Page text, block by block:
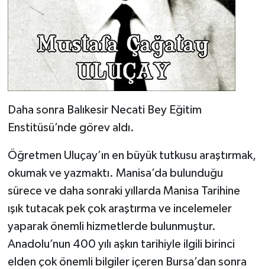
Daha sonra Balıkesir Necati Bey Eğitim
Enstitüsü’nde görev aldı.
Öğretmen Uluçay’ın en büyük tutkusu araştırmak,
okumak ve yazmaktı. Manisa’da bulunduğu
sürece ve daha sonraki yıllarda Manisa Tarihine
ışık tutacak pek çok araştırma ve incelemeler
yaparak önemli hizmetlerde bulunmuştur.
Anadolu’nun 400 yılı aşkın tarihiyle ilgili birinci
elden çok önemli bilgiler içeren Bursa’dan sonra